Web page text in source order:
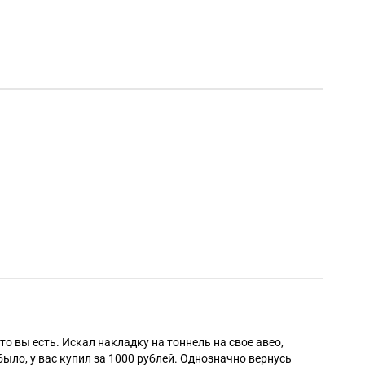
вы есть. Искал накладку на тоннель на свое авео,
у вас купил за 1000 рублей. Однозначно вернусь